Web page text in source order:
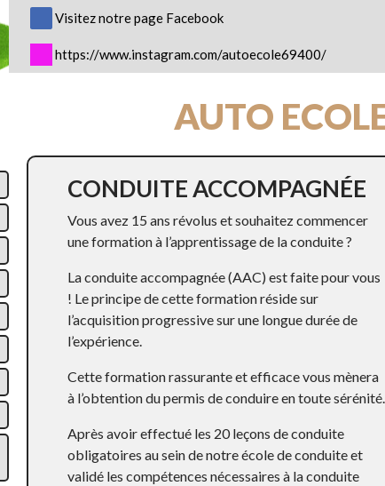
Visitez notre page Facebook
https://www.instagram.com/autoecole69400/
AUTO
CONDUITE ACCOMPAGNÉE
Vous avez 15 ans révolus et souhaitez commencer
une formation à l’apprentissage de la conduite ?
La conduite accompagnée (AAC) est faite pour vous
! Le principe de cette formation réside sur
l’acquisition progressive sur une longue durée de
l’expérience.
Cette formation rassurante et efficace vous mènera
à l’obtention du permis de conduire en toute sérénité.
Après avoir effectué les 20 leçons de conduite
obligatoires au sein de notre école de conduite et
validé les compétences nécessaires à la conduite